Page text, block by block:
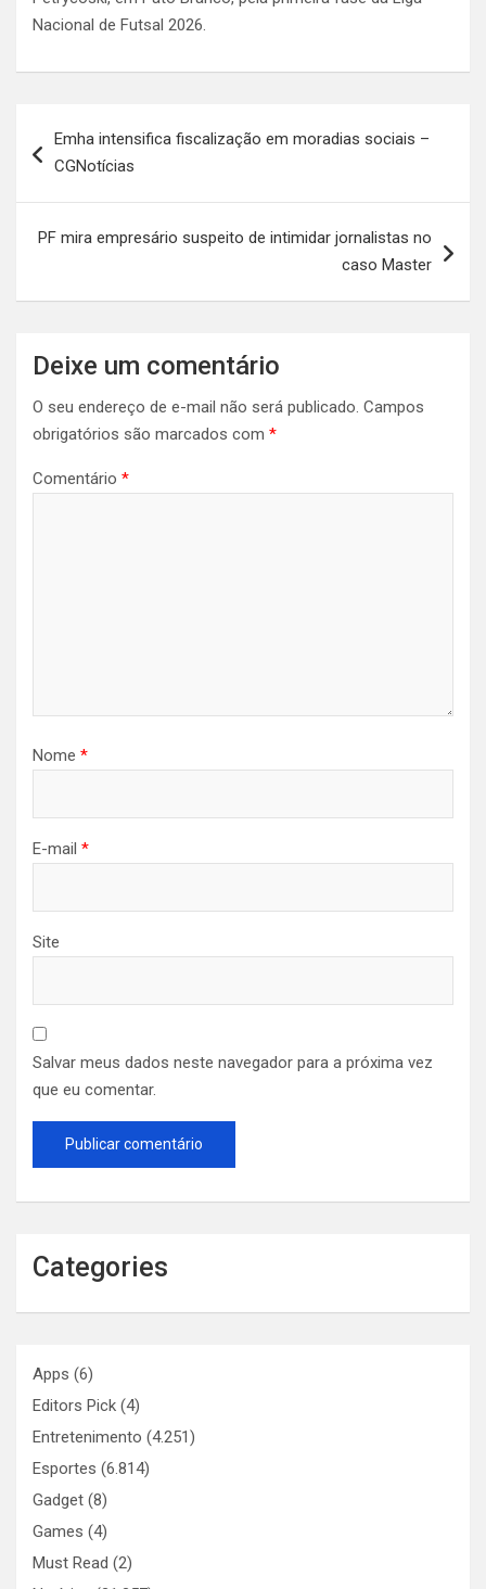
Nacional de Futsal 2026.
de
Emha intensifica fiscalização em moradias sociais –
CGNotícias
PF mira empresário suspeito de intimidar jornalistas no
caso Master
Deixe um comentário
O seu endereço de e-mail não será publicado. Campos
obrigatórios são marcados com *
Comentário *
Nome *
E-mail *
Site
Salvar meus dados neste navegador para a próxima vez
que eu comentar.
Categories
Apps (6)
Editors Pick (4)
Entretenimento (4.251)
Esportes (6.814)
Gadget (8)
Games (4)
Must Read (2)